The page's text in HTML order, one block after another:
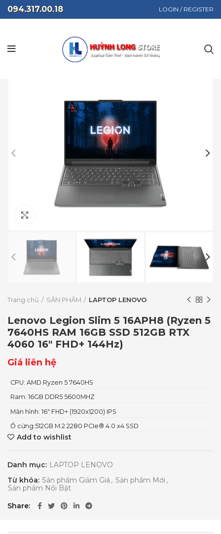
094.317.00.18 LOGIN / REGISTER
Trang chủ SẢN PHẨM LAPTOP LENOVO
Lenovo Legion Slim 5 16APH8 (Ryzen 5
7640HS RAM 16GB SSD 512GB RTX
4060 16″ FHD+ 144Hz)
Giá liên hệ
CPU: AMD Ryzen 5 7640HS
Ram: 16GB DDR5 5600MHZ
Màn hình: 16" FHD+ (1920x1200) IPS
Ổ cứng:512GB M.2 2280 PCIe® 4.0 x4 SSD
Add to wishlist
Danh mục: LAPTOP LENOVO
Từ khóa: Sản phẩm Giảm Giá , Sản phẩm Mới ,
Sản phẩm Nổi Bật
Share